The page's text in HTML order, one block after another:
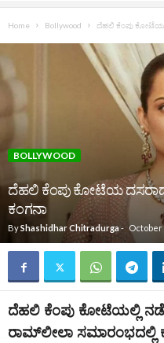
Home Bollywood ದೆಹಲಿ ಕೆಂಪು ಕೋಟೆಯ
BOLLYWOOD
ದೆಹಲಿ ಕೆಂಪು ಕೋಟೆಯ
ಕಂಗನಾ
ByShashidhar Chitradurga- October
ದೆಹಲಿ ಕೆಂಪು ಕೋಟೆಯಲ್ಲಿ
ರಾಮ್‌ಲೀಲಾ ಸಮಾರಂಭದಲ್ಲಿ